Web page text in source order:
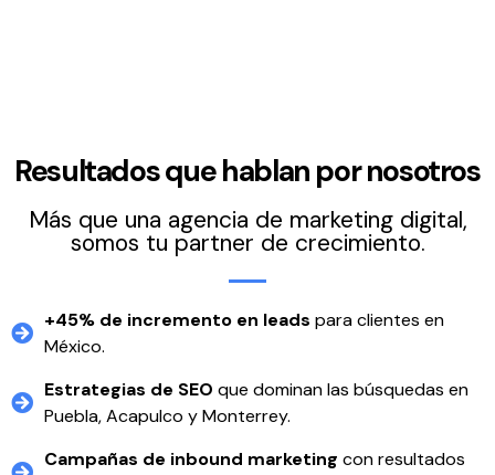
Resultados que hablan por nosotros
Más que una agencia de marketing digital,
somos tu partner de crecimiento.
+45% de incremento en leads para clientes en
México.
Estrategias de SEO que dominan las búsquedas en
Puebla, Acapulco y Monterrey.
Campañas de inbound marketing con resultados